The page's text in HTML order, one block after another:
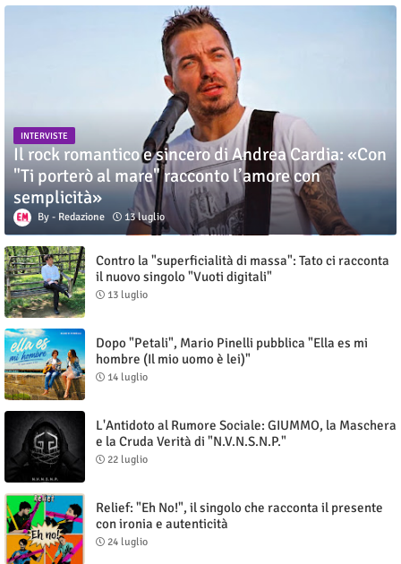
INTERVISTE
Il rock romantico e sincero di Andrea Cardia: «Con
"Ti porterò al mare" racconto l’amore con
semplicità»
Redazione 13 luglio
Contro la "superficialità di massa": Tato ci racconta
il nuovo singolo "Vuoti digitali"
13 luglio
Dopo "Petali", Mario Pinelli pubblica "Ella es mi
hombre (Il mio uomo è lei)"
14 luglio
L'Antidoto al Rumore Sociale: GIUMMO, la Maschera
e la Cruda Verità di "N.V.N.S.N.P."
22 luglio
Relief: "Eh No!", il singolo che racconta il presente
con ironia e autenticità
24 luglio